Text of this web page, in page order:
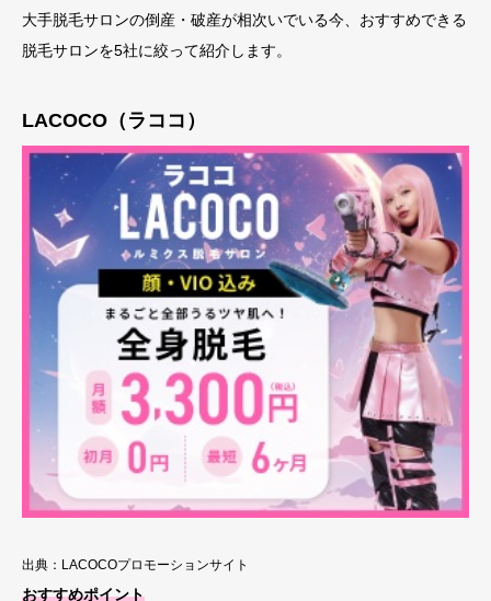
大手脱毛サロンの倒産・破産が相次いでいる今、おすすめできる
脱毛サロンを5社に絞って紹介します。
LACOCO（ラココ）
出典：LACOCOプロモーションサイト
おすすめポイント